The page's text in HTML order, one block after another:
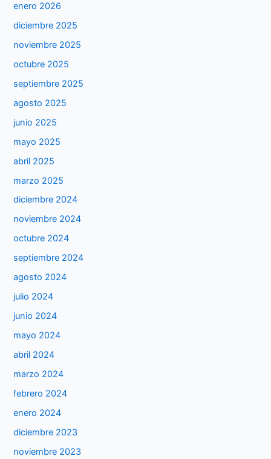
enero 2026
diciembre 2025
noviembre 2025
octubre 2025
septiembre 2025
agosto 2025
junio 2025
mayo 2025
abril 2025
marzo 2025
diciembre 2024
noviembre 2024
octubre 2024
septiembre 2024
agosto 2024
julio 2024
junio 2024
mayo 2024
abril 2024
marzo 2024
febrero 2024
enero 2024
diciembre 2023
noviembre 2023